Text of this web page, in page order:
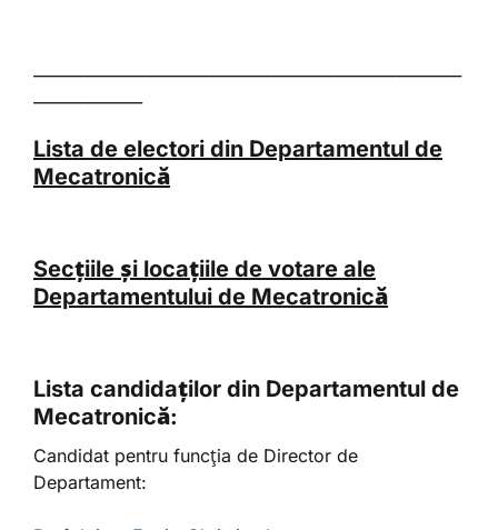
Lista de electori din Departamentul de
Mecatronică
Secțiile și locațiile de votare ale
Departamentului de Mecatronică
Lista candidaților din Departamentul de
Mecatronică:
Candidat pentru funcţia de Director de
Departament: